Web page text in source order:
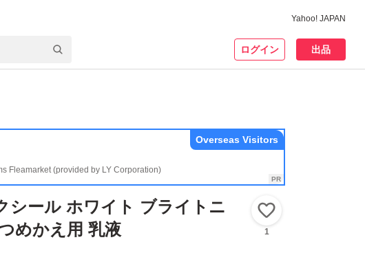
Yahoo! JAPAN
ログイン 出品
Fleamarket (provided by LY Corporation)
Overseas Visitors
シール ホワイト ブライトニ
めかえ用 乳液
1